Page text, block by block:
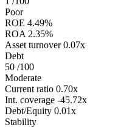
Poor
ROE 4.49%
ROA 2.35%
Asset turnover 0.07x
Debt
50 /100
Moderate
Current ratio 0.70x
Int. coverage -45.72x
Debt/Equity 0.01x
Stability